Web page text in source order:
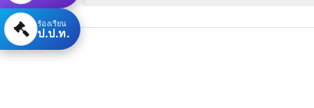
ร้องเรียน
ป.ป.ท.